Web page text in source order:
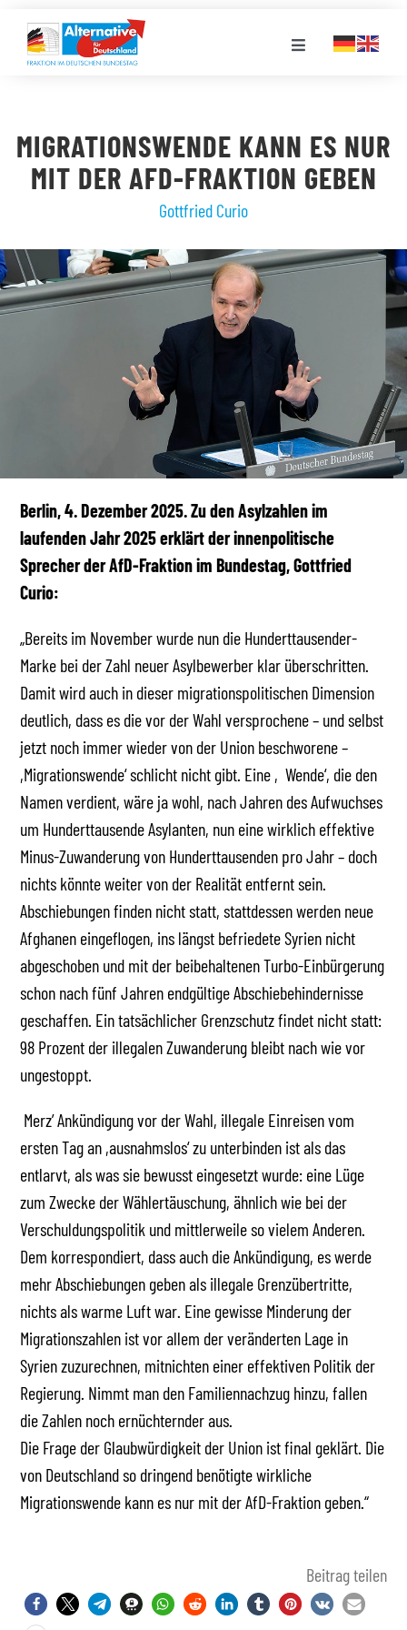
Inhalt
springen
Toggle
LANDESGRUPPEN
PRESSE
MIGRATIONSWENDE KANN ES NUR
MIT DER AFD-FRAKTION GEBEN
Gottfried Curio
Berlin, 4. Dezember 2025. Zu den Asylzahlen im
laufenden Jahr 2025 erklärt der innenpolitische
Sprecher der AfD-Fraktion im Bundestag, Gottfried
Curio:
„Bereits im November wurde nun die Hunderttausender-
Marke bei der Zahl neuer Asylbewerber klar überschritten.
Damit wird auch in dieser migrationspolitischen Dimension
deutlich, dass es die vor der Wahl versprochene – und selbst
jetzt noch immer wieder von der Union beschworene –
,Migrationswende‘ schlicht nicht gibt. Eine ‚Wende‘, die den
Namen verdient, wäre ja wohl, nach Jahren des Aufwuchses
um Hunderttausende Asylanten, nun eine wirklich effektive
Minus-Zuwanderung von Hunderttausenden pro Jahr – doch
nichts könnte weiter von der Realität entfernt sein.
Abschiebungen finden nicht statt, stattdessen werden neue
Afghanen eingeflogen, ins längst befriedete Syrien nicht
abgeschoben und mit der beibehaltenen Turbo-Einbürgerung
schon nach fünf Jahren endgültige Abschiebehindernisse
geschaffen. Ein tatsächlicher Grenzschutz findet nicht statt:
98 Prozent der illegalen Zuwanderung bleibt nach wie vor
ungestoppt.
Merz’ Ankündigung vor der Wahl, illegale Einreisen vom
ersten Tag an ,ausnahmslos‘ zu unterbinden ist als das
entlarvt, als was sie bewusst eingesetzt wurde: eine Lüge
zum Zwecke der Wählertäuschung, ähnlich wie bei der
Verschuldungspolitik und mittlerweile so vielem Anderen.
Dem korrespondiert, dass auch die Ankündigung, es werde
mehr Abschiebungen geben als illegale Grenzübertritte,
nichts als warme Luft war. Eine gewisse Minderung der
Migrationszahlen ist vor allem der veränderten Lage in
Syrien zuzurechnen, mitnichten einer effektiven Politik der
Regierung. Nimmt man den Familiennachzug hinzu, fallen
die Zahlen noch ernüchternder aus.
Die Frage der Glaubwürdigkeit der Union ist final geklärt. Die
von Deutschland so dringend benötigte wirkliche
Migrationswende kann es nur mit der AfD-Fraktion geben.“
Beitrag teilen